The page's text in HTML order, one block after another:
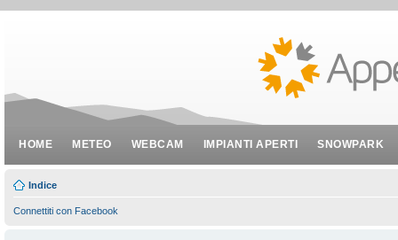
HOME METEO WEBCAM IMPIANTI APERTI SNOWPARK
Indice
Connettiti con Facebook